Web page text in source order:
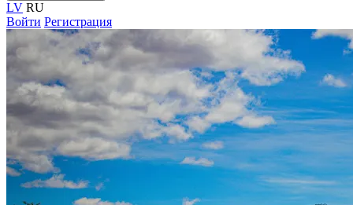
LV RU
Войти Регистрация